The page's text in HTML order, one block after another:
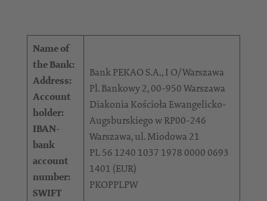
Name of
the Bank:
Address:
Account
holder:
IBAN-
bank
account
number:
SWIFT
Bank PEKAO S.A., I O/Warszawa
Pl. Bankowy 2, 00-950 Warszawa
Diakonia Kościoła Ewangelicko-
Augsburskiego w RP00-246
Warszawa, ul. Miodowa 21
PL 56 1240 1037 1978 0000 0693
1401 (EUR)
PKOPPLPW